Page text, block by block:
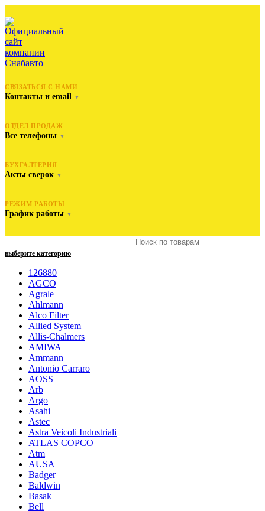
СВЯЗАТЬСЯ С НАМИ
Контакты и email ▼
ОТДЕЛ ПРОДАЖ
Все телефоны ▼
БУХГАЛТЕРИЯ
Акты сверок ▼
РЕЖИМ РАБОТЫ
График работы ▼
выберите категорию
126880
AGCO
Agrale
Ahlmann
Alco Filter
Allied System
Allis-Chalmers
AMIWA
Ammann
Antonio Carraro
AOSS
Arb
Argo
Asahi
Astec
Astra Veicoli Industriali
ATLAS COPCO
Atm
AUSA
Badger
Baldwin
Basak
Bell